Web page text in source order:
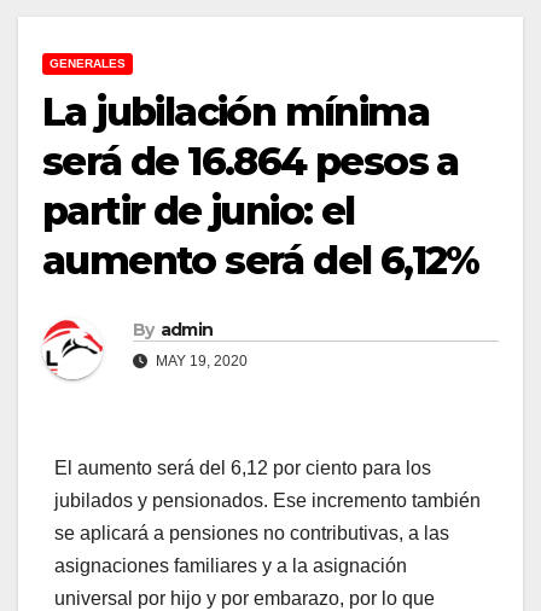
GENERALES
La jubilación mínima
será de 16.864 pesos a
partir de junio: el
aumento será del 6,12%
By admin
MAY 19, 2020
El aumento será del 6,12 por ciento para los
jubilados y pensionados. Ese incremento también
se aplicará a pensiones no contributivas, a las
asignaciones familiares y a la asignación
universal por hijo y por embarazo, por lo que